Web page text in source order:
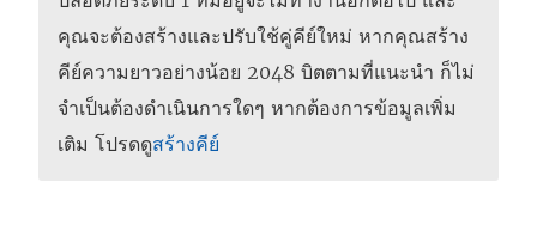
ง
ใ
ห
ม่
ต่
า
ง
ใ
คุณจะต้องสร้างและปรับใช้คู่คีย์ใหม่ หากคุณสร้าง
คีย์ความยาวอย่างน้อย 2048 บิตตามที่แนะนํา ก็ไม่
จําเป็นต้องดําเนินการใดๆ หากต้องการข้อมูลเพิ่ม
เติม โปรดดูสร้างคีย์